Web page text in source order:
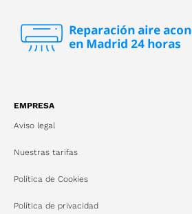
EMPRESA
Aviso legal
Nuestras tarifas
Política de Cookies
Política de privacidad